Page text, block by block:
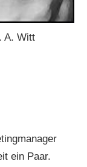
A. Witt
ein Paar.